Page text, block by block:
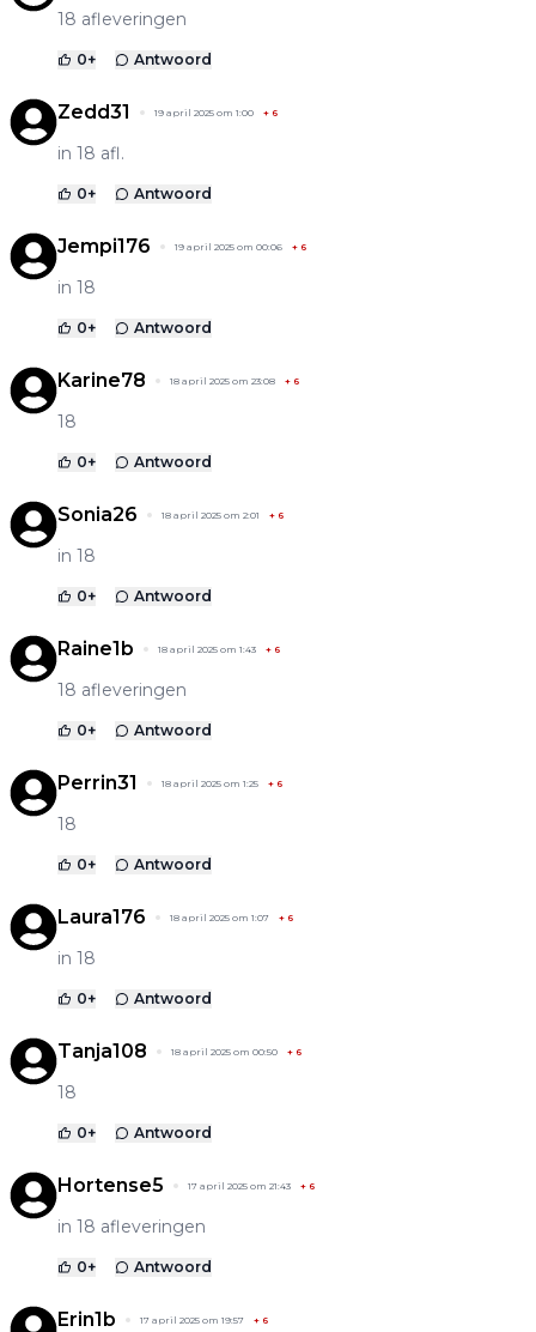
18 afleveringen
0+ Antwoord
Zedd31 19 april 2025 om 1:00 + 6
in 18 afl.
0+ Antwoord
Jempi176 19 april 2025 om 00:06 + 6
in 18
0+ Antwoord
Karine78 18 april 2025 om 23:08 + 6
18
0+ Antwoord
Sonia26 18 april 2025 om 2:01 + 6
in 18
0+ Antwoord
Raine1b 18 april 2025 om 1:43 + 6
18 afleveringen
0+ Antwoord
Perrin31 18 april 2025 om 1:25 + 6
18
0+ Antwoord
Laura176 18 april 2025 om 1:07 + 6
in 18
0+ Antwoord
Tanja108 18 april 2025 om 00:50 + 6
18
0+ Antwoord
Hortense5 17 april 2025 om 21:43 + 6
in 18 afleveringen
0+ Antwoord
Erin1b 17 april 2025 om 19:57 + 6